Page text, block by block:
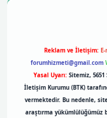
Reklam ve İletişim:
forumhizmeti@gmail.com
Yasal Uyarı: Sitemiz,
İletişim Kurumu (BTK)
vermektedir. Bu nedenle,
araştırma yükümlülüğümüz